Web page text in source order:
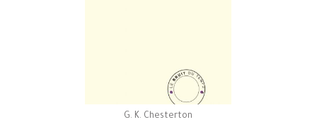
G. K. Chesterton